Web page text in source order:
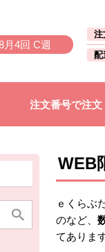
月4回 C週
注
配
注文番号で注文
す。
す。 WEB
ｅくらぶ
のなど、
てあります